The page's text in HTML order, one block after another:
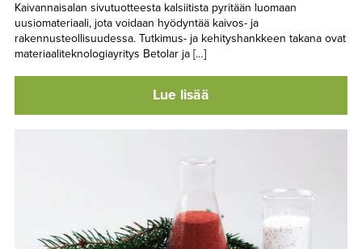
Kaivannaisalan sivutuotteesta kalsiitista pyritään luomaan
uusiomateriaali, jota voidaan hyödyntää kaivos- ja
rakennusteollisuudessa. Tutkimus- ja kehityshankkeen takana ovat
materiaaliteknologiayritys Betolar ja […]
Lue lisää